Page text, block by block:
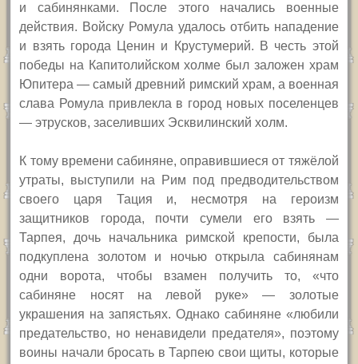
и сабинянками. После этого начались военные
действия. Войску Ромула удалось отбить нападение
и взять города Ценин и Крустумерий. В честь этой
победы на Капитолийском холме был заложен храм
Юпитера — самый древний римский храм, а военная
слава Ромула привлекла в город новых поселенцев
— этрусков, заселивших Эсквилинский холм.
К тому времени сабиняне, оправившиеся от тяжёлой
утраты, выступили на Рим под предводительством
своего царя Тация и, несмотря на героизм
защитников города, почти сумели его взять —
Тарпея, дочь начальника римской крепости, была
подкуплена золотом и ночью открыла сабинянам
одни ворота, чтобы взамен получить то, «что
сабиняне носят на левой руке» — золотые
украшения на запястьях. Однако сабиняне «любили
предательство, но ненавидели предателя», поэтому
воины начали бросать в Тарпею свои щиты, которые